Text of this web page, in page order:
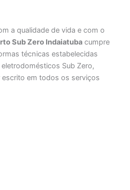
a qualidade de vida e com o
Sub Zero Indaiatuba cumpre
técnicas estabelecidas
Sub Zero,
em todos os serviços